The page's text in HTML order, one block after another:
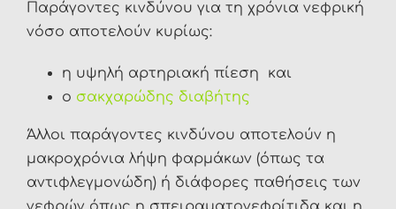
Παράγοντες κινδύνου για τη χρόνια νεφρική
νόσο αποτελούν κυρίως:
η υψηλή αρτηριακή πίεση και
ο σακχαρώδης διαβήτης
Άλλοι παράγοντες κινδύνου αποτελούν η
μακροχρόνια λήψη φαρμάκων (όπως τα
αντιφλεγμονώδη) ή διάφορες παθήσεις των